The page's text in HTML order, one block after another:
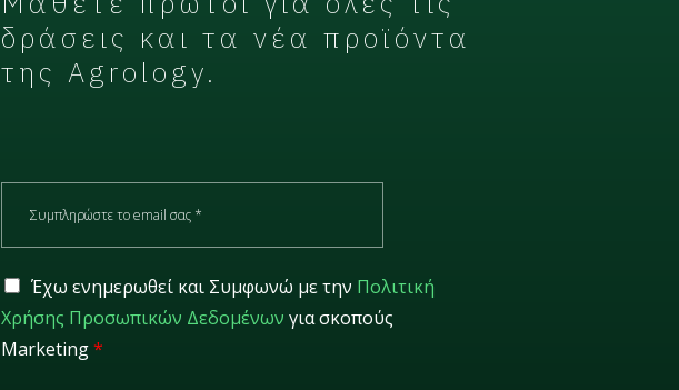
δράσεις και τα νέα προϊόντα
της Agrology.
E
lG
D
P
R
Έχω ενημερωθεί και Συμφωνώ με την Πολιτική
Χρήσης Προσωπικών Δεδομένων για σκοπούς
Marketing*